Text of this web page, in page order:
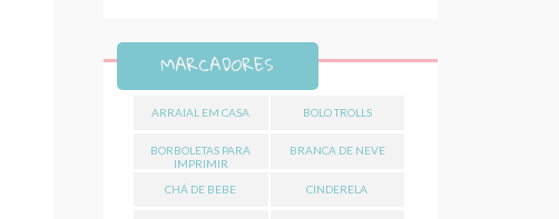
MARCADORES
ARRAIAL EM CASA BOLO TROLLS
BORBOLETAS PARA
IMPRIMIR
BRANCA DE NEVE
CHÁ DE BEBE CINDERELA